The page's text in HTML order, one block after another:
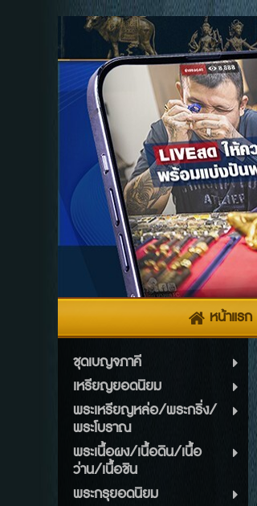
หน้าแรก
ชุดเบญจภาคี
เหรียญยอดนิยม
พระเหรียญหล่อ/พระกริ่ง/
พระโบราณ
พระเนื้อผง/เนื้อดิน/เนื้อ
ว่าน/เนื้อชิน
พระกรุยอดนิยม